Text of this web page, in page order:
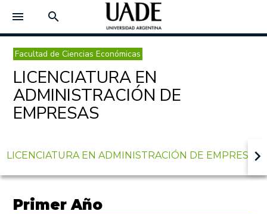
menu search
Facultad de Ciencias Económicas
LICENCIATURA EN
ADMINISTRACIÓN DE
EMPRESAS
LICENCIATURA EN ADMINISTRACIÓN DE EMPRESAS
keyboard_arrow_right
Primer Año